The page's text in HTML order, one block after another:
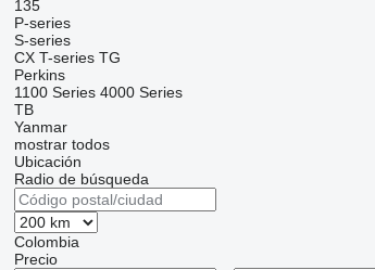
135
P-series
S-series
CX T-series TG
Perkins
1100 Series 4000 Series
TB
Yanmar
mostrar todos
Ubicación
Radio de búsqueda
Colombia
Precio